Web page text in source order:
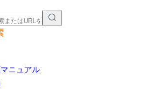
をカートに追加
ニュアル